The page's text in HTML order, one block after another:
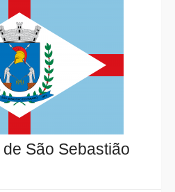
São Sebastião